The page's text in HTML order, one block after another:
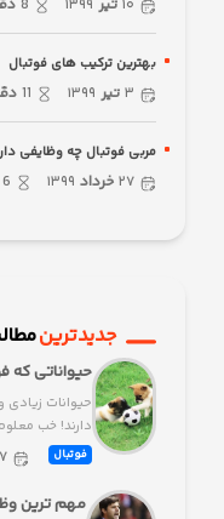
۱۰ تیر ۱۳۹۹ 8
بهترین ترکیب های فوتبال
۳ تیر ۱۳۹۹ 11
مربی فوتبال چه وظایفی
۲۷ خرداد ۱۳۹۹ 6
جدیدترین
حیواناتی که
حیوانات زیادی
دارند! خب
فوتبال ۷
مهم ترین